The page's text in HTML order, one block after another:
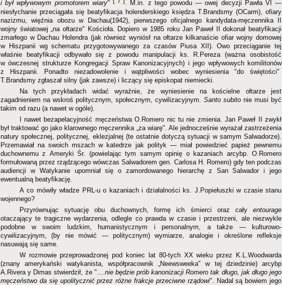
i był wpływowym promotorem wiary" [ 7 ] . M.in. z tego powodu — owej decyzji Pawła VI —
niesłychanie przeciągała się beatyfikacja holenderskiego księdza T.Brandsmy (OCarm), ofiary
nazizmu, więźnia obozu w Dachau(1942), pierwszego oficjalnego kandydata-męczennika II
wojny światowej „na ołtarze" Kościoła. Dopiero w 1985 roku Jan Paweł II dokonał beatyfikacji
zmarłego w Dachau Holendra (jak również wyniósł na ołtarze kilkanaście ofiar wojny domowej
w Hiszpanii wg schematu przygotowywanego za czasów Piusa XII). Owo przeciąganie tej
właśnie beatyfikacji odbywało się z powodu manipulacji ks. R.Pereza (ważna osobistość
w ówczesnej strukturze Kongregacji Spraw Kanonizacyjnych) i jego wpływowych komilitonów
z Hiszpanii. Ponadto niezadowolenie i wątpliwości wobec wyniesienia "do świętości"
T.Brandsmy zgłaszał silny (jak zawsze) i liczący się episkopat niemiecki.
Na tych przykładach widać wyraźnie, że wyniesienie na kościelne ołtarze jest
zagadnieniem na wskroś politycznym, społecznym, cywilizacyjnym. Santo subito nie musi być
takim od razu (a nawet w ogóle).
I nawet bezapelacyjność męczeństwa O.Romero nic tu nie zmienia. Jan Paweł II zwykł
był traktować go jako klarownego męczennika „za wiarę". Ale jednocześnie wyrażał zastrzeżenia
natury społecznej, politycznej, eklezjalnej (te ostatnie dotyczą sytuacji w samym Salwadorze).
Przemawiał na swoich mszach w katedrze jak polityk — miał powiedzieć papież pewnemu
duchownemu z Ameryki Śr. (powielając tym samym opinię o kazaniach arcybp. O.Romero
formułowaną przez rządzącego wówczas Salwadorem gen. Carlosa H. Romero) gdy ten podczas
audiencji w Watykanie upomniał się o zamordowanego hierarchę z San Salwador i jego
ewentualną beatyfikację.
A co mówiły władze PRL-u o kazaniach i działalności ks. J.Popiełuszki w czasie stanu
wojennego?
Przyrównując sytuację obu duchownych, formę ich śmierci oraz cały entourage
otaczający te tragiczne wydarzenia, odlegle co prawda w czasie i przestrzeni, ale niezwykle
podobne w swoim ludzkim, humanistycznym i personalnym, a także — kulturowo-
cywilizacyjnym, (by nie mówić — politycznym) wymiarze, analogie i określone refleksje
nasuwają się same.
W rozmowie przeprowadzonej pod koniec lat 80-tych XX wieku przez K.L.Woodwarda
(znany amerykański watykanista, współpracownik „Neewsweeka" w tej dziedzinie) arcybp
A.Rivera y Dimas stwierdził, że "....nie będzie prób kanonizacji Romero tak długo, jak długo jego
męczeństwo da się upolitycznić przez różne frakcje przeciwne rządowi". Nadal są bowiem jego